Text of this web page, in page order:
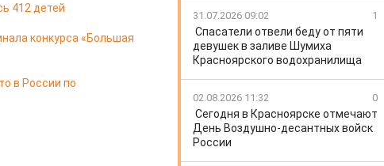
412 детей
конкурса «Большая
в России по
31.07.2026 09:02 1
Спасатели отвели беду от пяти
девушек в заливе Шумиха
Красноярского водохранилища
02.08.2026 11:32 0
Сегодня в Красноярске отмечают
День Воздушно-десантных войск
России